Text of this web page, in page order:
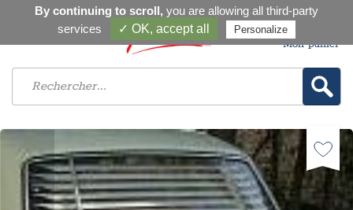
Mon panier
By continuing to scroll, you are allowing all third-party
services
✓ OK, accept all Personalize